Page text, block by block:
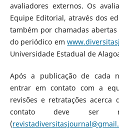
avaliadores externos. Os
Equipe Editorial, através dos
também por chamadas
do periódico em
Universidade Estadual de
Após a publicação de cada
entrar em contato com a
revisões e retratações acerca
contato deve ser
(